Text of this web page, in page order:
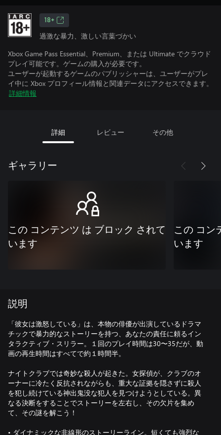
18+
過激な暴力、激しい言葉づかい
Xbox Game Pass Essential、Premium、または Ultimate でクラウド
プレイ可能です。ゲームの購入が必要です。
ユーザーが起動するゲームのパブリッシャーは、ユーザーがプレ
イ中に Xbox プロフィール情報と関連データにアクセスできます。
詳細情報
詳細 レビュー その他
ギャラリー
この コンテンツ は ブロック されて
います
この コン
います
説明
「彼女は激怒している」は、本物の俳優が出演しているドラマ
チックで暴力的なストーリーを持つ、あなたの責任に頼るイン
タラクティブ・スリラー。１回のプレイ時間は30〜35だが、動
画の再生時間はすべてで約１時間半。
ナイトクラブでは奇妙な殺人が起きた。女探偵が、クラブのオ
ーナーに冷たく反抗されながらも、重大な証拠を隠さずに殺人
を犯し続けている神出鬼没な犯人を見つけようとしている。異
なる決断をすることでストーリーを左右し、その欠片を集め
て、その謎を解こう！
• ダイナミックな非線形のストーリーライン。短くても強烈な